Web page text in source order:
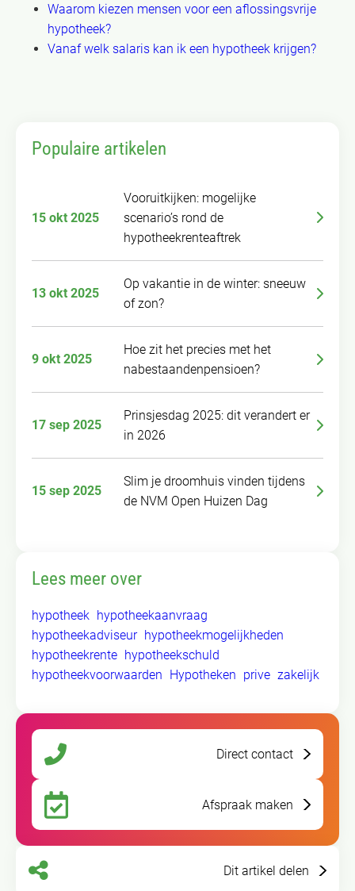
Waarom kiezen mensen voor een aflossingsvrije
hypotheek?
Vanaf welk salaris kan ik een hypotheek krijgen?
Populaire artikelen
15 okt 2025
Vooruitkijken: mogelijke
scenario’s rond de
hypotheekrenteaftrek
13 okt 2025
Op vakantie in de winter: sneeuw
of zon?
9 okt 2025
Hoe zit het precies met het
nabestaandenpensioen?
17 sep 2025
Prinsjesdag 2025: dit verandert er
in 2026
15 sep 2025
Slim je droomhuis vinden tijdens
de NVM Open Huizen Dag
Lees meer over
hypotheek hypotheekaanvraag
hypotheekadviseur hypotheekmogelijkheden
hypotheekrente hypotheekschuld
hypotheekvoorwaarden Hypotheken prive zakelijk
Direct contact
Afspraak maken
Dit artikel delen